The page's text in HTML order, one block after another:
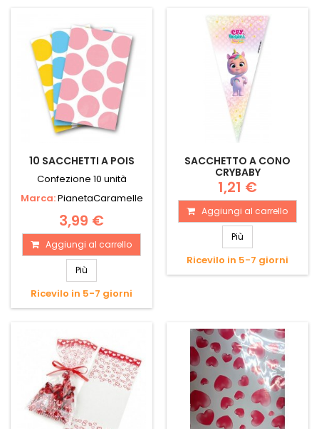
10 SACCHETTI A POIS
Confezione 10 unità
Marca:PianetaCaramelle
3,99 €
Aggiungi al carrello
Più
Ricevilo in 5-7 giorni
SACCHETTO A CONO
CRYBABY
1,21 €
Aggiungi al carrello
Più
Ricevilo in 5-7 giorni